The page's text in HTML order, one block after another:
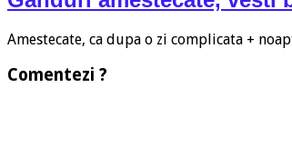
Amestecate, ca dupa o zi complicata +
Comentezi ?